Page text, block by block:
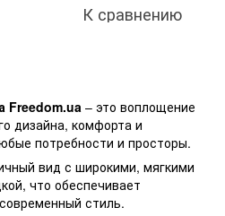
К сравнению
Freedom.ua – это воплощение
дизайна, комфорта и
потребности и просторы.
вид с широкими, мягкими
что обеспечивает
стиль.